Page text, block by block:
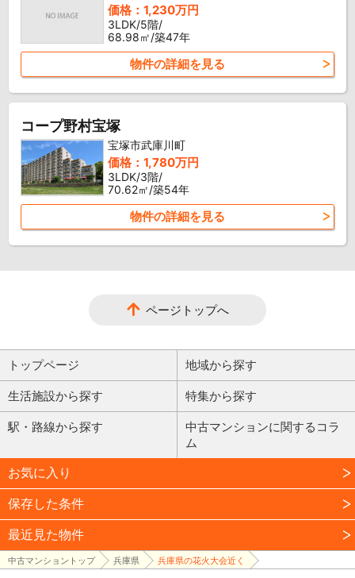
価格：1,230万円
3LDK/5階/
68.98㎡/築47年
物件の詳細を見る
コープ野村宝塚
宝塚市武庫川町
価格：1,780万円
3LDK/3階/
70.62㎡/築54年
物件の詳細を見る
ページトップへ
トップページ 地域から探す
生活施設から探す 特集から探す
駅・路線から探す
中古マンションに関するコラ
ム
お気に入り
保存した条件
最近見た物件
中古マンショントップ 兵庫県 兵庫県の花火大会近く